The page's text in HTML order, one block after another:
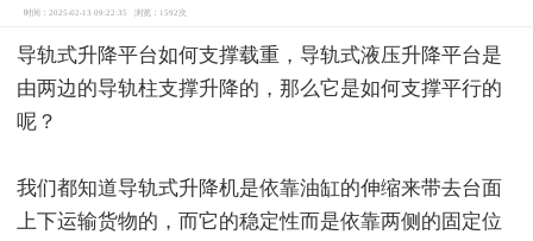
时间：2025-02-13 09:22:35 浏览：1592次
导轨式升降平台如何支撑载重，导轨式液压升降平台是
由两边的导轨柱支撑升降的，那么它是如何支撑平行的
呢？
我们都知道导轨式升降机是依靠油缸的伸缩来带去台面
上下运输货物的，而它的稳定性而是依靠两侧的固定位